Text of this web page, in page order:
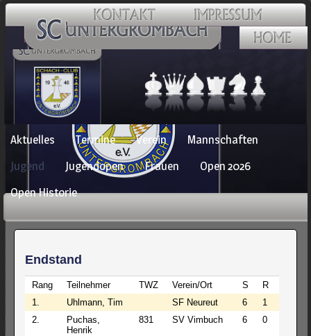
Navigation
überspringen
Aktuelles Termine Verein
Mannschaften
Jugend
Jugendopen Frauen
Open 2026
Open Historie
Endstand
Rang Teilnehmer TWZ Verein/Ort S R
1.
Uhlmann, Tim SF Neureut 6 1
2.
Puchas,
Henrik
831 SV Vimbuch 6 0